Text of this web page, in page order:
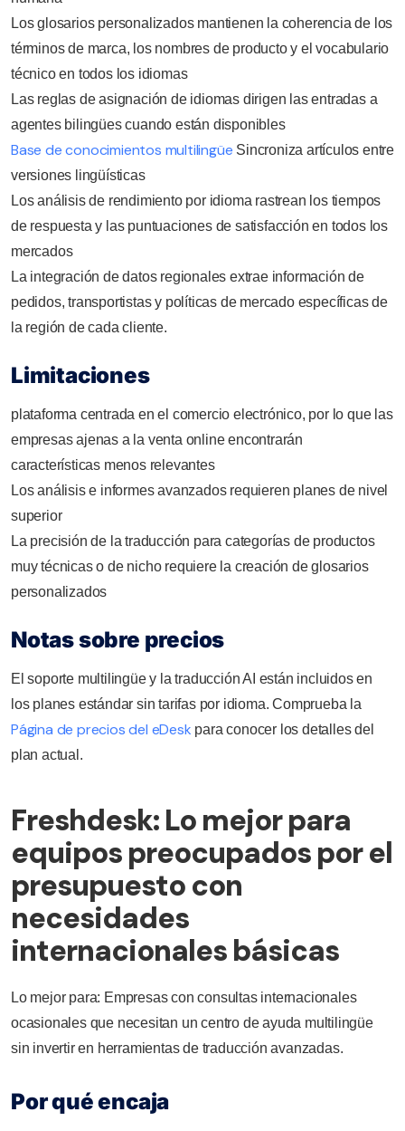
Los glosarios personalizados mantienen la coherencia de los
términos de marca, los nombres de producto y el vocabulario
técnico en todos los idiomas
Las reglas de asignación de idiomas dirigen las entradas a
agentes bilingües cuando están disponibles
Base de conocimientos multilingüe Sincroniza artículos entre
versiones lingüísticas
Los análisis de rendimiento por idioma rastrean los tiempos
de respuesta y las puntuaciones de satisfacción en todos los
mercados
La integración de datos regionales extrae información de
pedidos, transportistas y políticas de mercado específicas de
la región de cada cliente.
Limitaciones
plataforma centrada en el comercio electrónico, por lo que las
empresas ajenas a la venta online encontrarán
características menos relevantes
Los análisis e informes avanzados requieren planes de nivel
superior
La precisión de la traducción para categorías de productos
muy técnicas o de nicho requiere la creación de glosarios
personalizados
Notas sobre precios
El soporte multilingüe y la traducción AI están incluidos en
los planes estándar sin tarifas por idioma. Comprueba la
Página de precios del eDesk para conocer los detalles del
plan actual.
Freshdesk: Lo mejor para
equipos preocupados por el
presupuesto con
necesidades
internacionales básicas
Lo mejor para: Empresas con consultas internacionales
ocasionales que necesitan un centro de ayuda multilingüe
sin invertir en herramientas de traducción avanzadas.
Por qué encaja